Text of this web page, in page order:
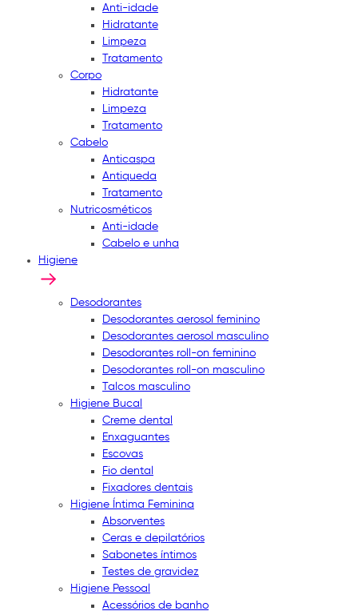
Anti-idade
Hidratante
Limpeza
Tratamento
Corpo
Hidratante
Limpeza
Tratamento
Cabelo
Anticaspa
Antiqueda
Tratamento
Nutricosméticos
Anti-idade
Cabelo e unha
Higiene
Desodorantes
Desodorantes aerosol feminino
Desodorantes aerosol masculino
Desodorantes roll-on feminino
Desodorantes roll-on masculino
Talcos masculino
Higiene Bucal
Creme dental
Enxaguantes
Escovas
Fio dental
Fixadores dentais
Higiene Íntima Feminina
Absorventes
Ceras e depilatórios
Sabonetes íntimos
Testes de gravidez
Higiene Pessoal
Acessórios de banho